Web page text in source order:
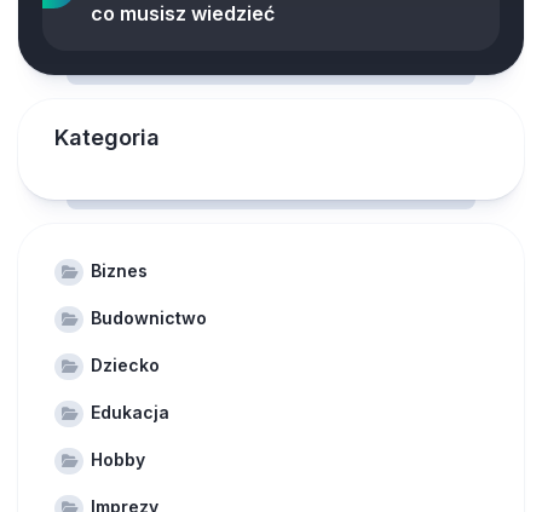
co musisz wiedzieć
Kategoria
Biznes
Budownictwo
Dziecko
Edukacja
Hobby
Imprezy